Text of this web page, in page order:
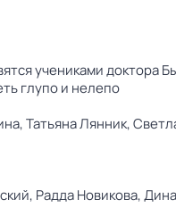
учениками доктора
глупо и нелепо
Татьяна Лянник,
Радда Новикова,